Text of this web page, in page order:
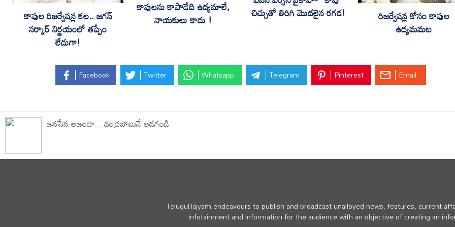
కాపుల రిజర్వేషన్ల కల.. జగన్
సర్కార్ నిర్ణయంలో తప్పేం
లేదుగా!
కాపులను కాపాడేది ఉద్యమాలే,
నాయకులు కాదు ! చిచ్చుతో తిరిగి మొదలైన రగడ! రిజర్వేషన్ల కోసం కాపుల
ఉద్యమమట
Facebook Twitter Whatsapp Telegram Pinterest Email
జనసేన అజండా…చంద్రబాబునే అడగండి
TeluguRajyam endeavours to publish and broadcast unalloyed news, features, current
infotainment and information for the audience with an objective of creating an